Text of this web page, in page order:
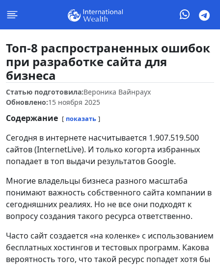
Топ-8 распространенных ошибок
при разработке сайта для
бизнеса
Статью подготовила:Вероника Вайнраух
Обновлено:15 ноября 2025
Содержание показать
Сегодня в интернете насчитывается 1.907.519.500
сайтов (InternetLive). И только когорта избранных
попадает в топ выдачи результатов Google.
Многие владельцы бизнеса разного масштаба
понимают важность собственного сайта компании в
сегодняшних реалиях. Но не все они подходят к
вопросу создания такого ресурса ответственно.
Часто сайт создается «на коленке» с использованием
бесплатных хостингов и тестовых программ. Какова
вероятность того, что такой ресурс попадет хотя бы